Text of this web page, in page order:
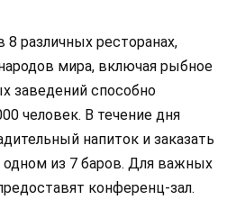
8 различных ресторанах,
мира, включая рыбное
заведений способно
человек. В течение дня
напиток и заказать
из 7 баров. Для важных
конференц-зал.